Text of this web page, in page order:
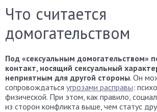
Что считается
домогательством
Под «сексуальным домогательством»
контакт, носящий сексуальный
неприятным для другой стороны. Он
сопровождаться угрозами расправы:
физической. При этом, как правило,
из сторон конфликта выше, чем статус